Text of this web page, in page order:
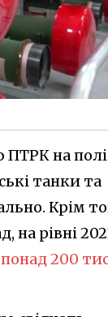
ПТРК на полі
танки та
Крім
на рівні
200